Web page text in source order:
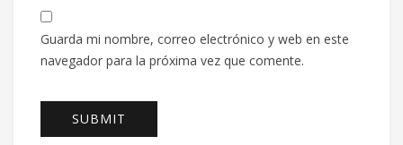
Guarda mi nombre, correo electrónico y web en este
navegador para la próxima vez que comente.